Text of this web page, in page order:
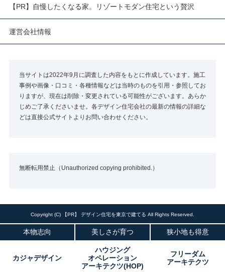
本物志向
カジャデザイン
美しさが育つ
ハウジング
オペレーション
アーキテクツ(HOP)
狭小地も得意
フリーダム
アーキテクツ
【PR】自慢したくなる家。リゾートモダン住宅という贅沢
運営会社情報
当サイトは2022年9月に調査した内容をもとに作成しています。施工
事例や画像・口コミ・各種情報などは当時のものを引用・参照してお
りますが、現在は削除・変更されている可能性がございます。あらか
じめご了承くださいませ。各デザイン住宅会社の最新の情報の詳細な
どは直接公式サイトよりお問い合わせください。
無断転用禁止（Unauthorized copying prohibited.）
Copyright (C) デザイン住宅を東京で建てる All Rights Reserved.